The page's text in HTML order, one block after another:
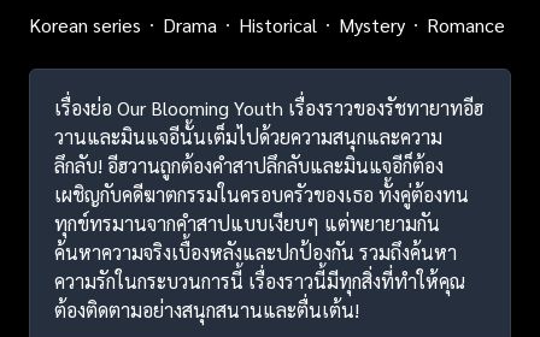
Korean series
Drama Historical Mystery Romance
เรื่องย่อ Our Blooming Youth เรื่องราวของรัชทายาทอีฮ
วานและมินแจอีนั้นเต็มไปด้วยความสนุกและความ
ลึกลับ! อีฮวานถูกต้องคำสาปลึกลับและมินแจอีก็ต้อง
เผชิญกับคดีฆาตกรรมในครอบครัวของเธอ ทั้งคู่ต้องทน
ทุกข์ทรมานจากคำสาปแบบเงียบๆ แต่พยายามกัน
ค้นหาความจริงเบื้องหลังและปกป้องกัน รวมถึงค้นหา
ความรักในกระบวนการนี้ เรื่องราวนี้มีทุกสิ่งที่ทำให้คุณ
ต้องติดตามอย่างสนุกสนานและตื่นเต้น!